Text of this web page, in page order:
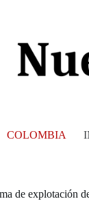
COLOMBIA
de explotación